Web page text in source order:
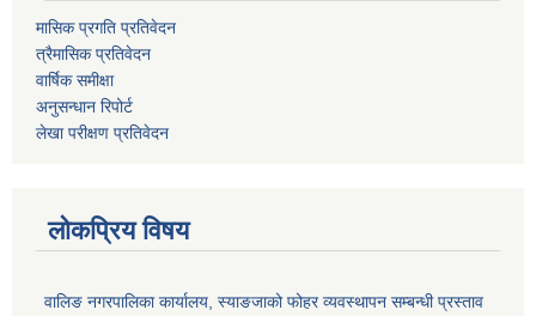
मासिक प्रगति प्रतिवेदन
त्रैमासिक प्रतिवेदन
वार्षिक समीक्षा
अनुसन्धान रिपोर्ट
लेखा परीक्षण प्रतिवेदन
लोकप्रिय विषय
वालिङ नगरपालिका कार्यालय, स्याङजाको फोहर व्यवस्थापन सम्बन्धी प्रस्ताव